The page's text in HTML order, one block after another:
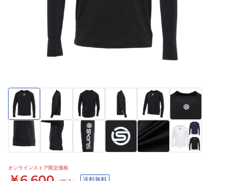
オンラインストア限定価格
送料無料